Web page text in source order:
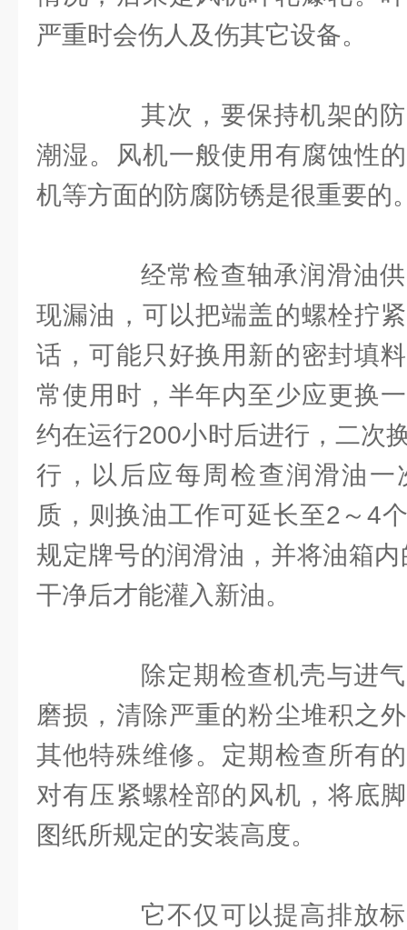
严重时会伤人及伤其它设备。
其次，要保持机架的防
潮湿。风机一般使用有腐蚀性
机等方面的防腐防锈是很重要的
经常检查轴承润滑油供
现漏油，可以把端盖的螺栓拧
话，可能只好换用新的密封填
常使用时，半年内至少应更换
约在运行200小时后进行，二次
行，以后应每周检查润滑油一
质，则换油工作可延长至2～4
规定牌号的润滑油，并将油箱
干净后才能灌入新油。
除定期检查机壳与进气
磨损，清除严重的粉尘堆积之
其他特殊维修。定期检查所有
对有压紧螺栓部的风机，将底
图纸所规定的安装高度。
它不仅可以提高排放标